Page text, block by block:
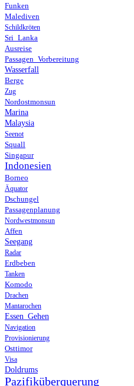
Funken
Malediven
Schildkröten
Sri_Lanka
Ausreise
Passagen_Vorbereitung
Wasserfall
Berge
Zug
Nordostmonsun
Marina
Malaysia
Seenot
Squall
Singapur
Indonesien
Borneo
Äquator
Dschungel
Passagenplanung
Nordwestmonsun
Affen
Seegang
Radar
Erdbeben
Tanken
Komodo
Drachen
Mantarochen
Essen_Gehen
Navigation
Provisionierung
Osttimor
Visa
Doldrums
Pazifiküberquerung